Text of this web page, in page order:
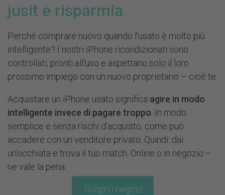
jusit e risparmia
Perché comprare nuovo quando l’usato è molto più
intelligente? I nostri iPhone ricondizionati sono
controllati, pronti all’uso e aspettano solo il loro
prossimo impiego con un nuovo proprietario – cioè te.
Acquistare un iPhone usato significa agire in modo
intelligente invece di pagare troppo . In modo
semplice e senza rischi d’acquisto, come può
accadere con un venditore privato. Quindi: dai
un’occhiata e trova il tuo match. Online o in negozio –
ne vale la pena.
Scopri i negozi